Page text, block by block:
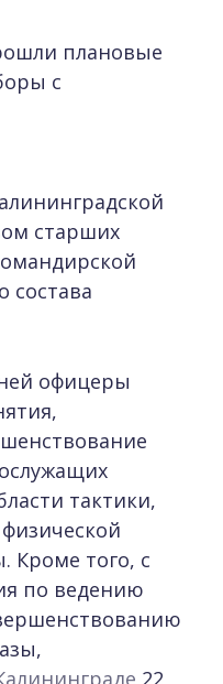
плановые
с
старших
состава
офицеры
тактики,
Кроме того, с
по ведению
22